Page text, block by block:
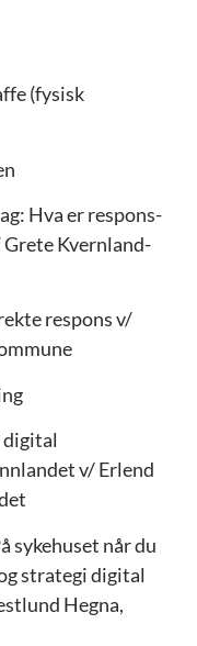
(fysisk
Hva er respons-
Kvernland-
respons v/
digital
v/ Erlend
sykehuset når du
strategi digital
Hegna,